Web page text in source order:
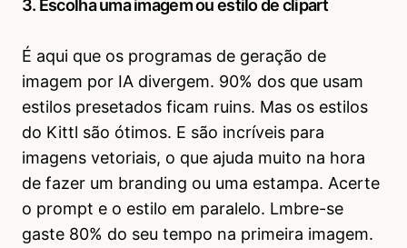
3. Escolha uma imagem ou estilo de clipart
É aqui que os programas de geração de
imagem por IA divergem. 90% dos que usam
estilos presetados ficam ruins. Mas os estilos
do Kittl são ótimos. E são incríveis para
imagens vetoriais, o que ajuda muito na hora
de fazer um branding ou uma estampa. Acerte
o prompt e o estilo em paralelo. Lmbre-se
gaste 80% do seu tempo na primeira imagem.